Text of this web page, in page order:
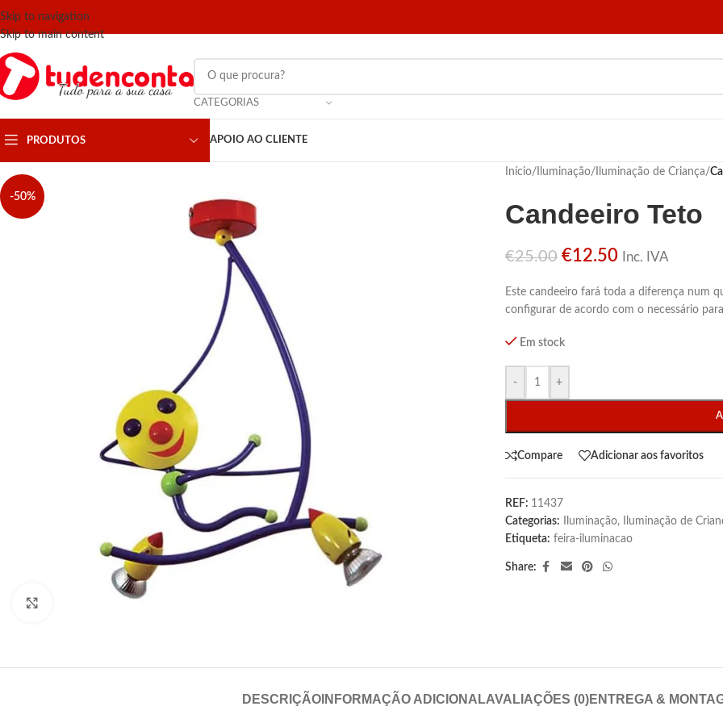
Skip to navigation
Skip to main content
CATEGORIAS
PRODUTOS APOIO AO CLIENTE
-50%
Click para aumentar
Início/ Iluminação/ Iluminação de Criança/
Candeeiro Teto
€25.00 €12.50 Inc. IVA
Este candeeiro fará toda a diferença num
configurar de acordo com o necessário
Em stock
- +
Compare Adicionar aos favoritos
REF: 11437
Categorias:
Iluminação,
Iluminação de
Etiqueta: feira-iluminacao
Share:
DESCRIÇÃOINFORMAÇÃO ADICIONALAVALIAÇÕES (0)ENTREGA &